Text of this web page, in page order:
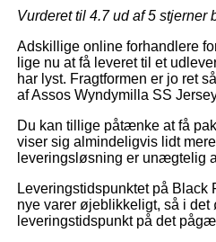
Vurderet til 4.7ud af 5 stjerner
Adskillige online forhandlere
lige nu at få leveret til et
har lyst. Fragtformen er jo ret
af Assos Wyndymilla SS
Du kan tillige påtænke at få
viser sig almindeligvis lidt
leveringsløsning er unægtelig
Leveringstidspunktet på
nye varer øjeblikkeligt, så i
leveringstidspunkt på det